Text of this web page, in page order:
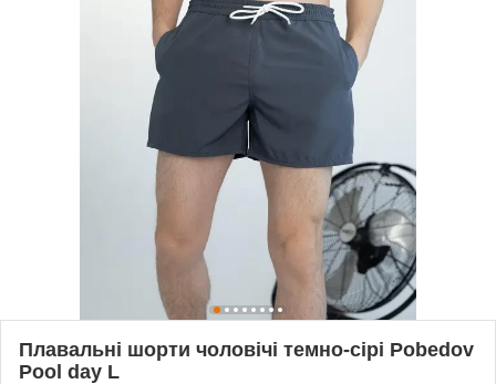
Плавальні шорти чоловічі темно-сірі Pobedov
Pool day L